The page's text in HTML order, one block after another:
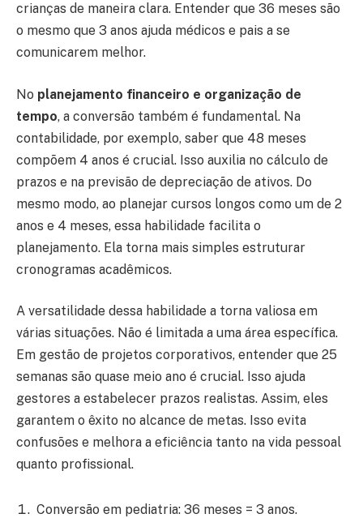
crianças de maneira clara. Entender que 36 meses são
o mesmo que 3 anos ajuda médicos e pais a se
comunicarem melhor.
No planejamento financeiro e organização de
tempo, a conversão também é fundamental. Na
contabilidade, por exemplo, saber que 48 meses
compõem 4 anos é crucial. Isso auxilia no cálculo de
prazos e na previsão de depreciação de ativos. Do
mesmo modo, ao planejar cursos longos como um de 2
anos e 4 meses, essa habilidade facilita o
planejamento. Ela torna mais simples estruturar
cronogramas acadêmicos.
A versatilidade dessa habilidade a torna valiosa em
várias situações. Não é limitada a uma área específica.
Em gestão de projetos corporativos, entender que 25
semanas são quase meio ano é crucial. Isso ajuda
gestores a estabelecer prazos realistas. Assim, eles
garantem o êxito no alcance de metas. Isso evita
confusões e melhora a eficiência tanto na vida pessoal
quanto profissional.
Conversão em pediatria: 36 meses = 3 anos.